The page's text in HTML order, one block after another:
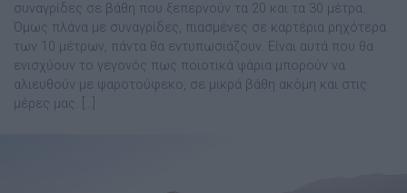
συναγρίδες σε βάθη που ξεπερνούν τα 20 και τα 30 μέτρα.
Όμως πλάνα με συναγρίδες, πιασμένες σε καρτέρια ρηχότερα
των 10 μέτρων, πάντα θα εντυπωσιάζουν. Είναι αυτά που θα
ενισχύουν το γεγονός πως ποιοτικά ψάρια μπορούν να
αλιευθούν με ψαροτούφεκο, σε μικρά βάθη ακόμη και στις
μέρες μας. […]